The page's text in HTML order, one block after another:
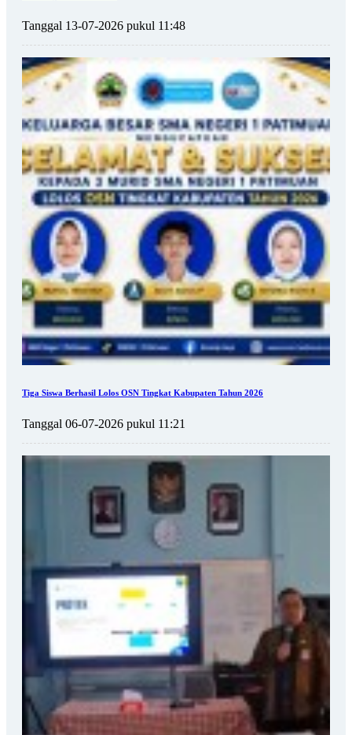
Tanggal 13-07-2026 pukul 11:48
Tiga Siswa Berhasil Lolos OSN Tingkat Kabupaten Tahun 2026
Tanggal 06-07-2026 pukul 11:21